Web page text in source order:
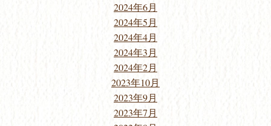
2024年6月
2024年5月
2024年4月
2024年3月
2024年2月
2023年10月
2023年9月
2023年7月